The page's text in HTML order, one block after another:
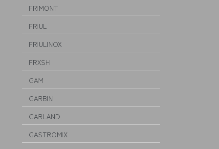
FRIMONT
FRIUL
FRIULINOX
FRXSH
GAM
GARBIN
GARLAND
GASTROMIX